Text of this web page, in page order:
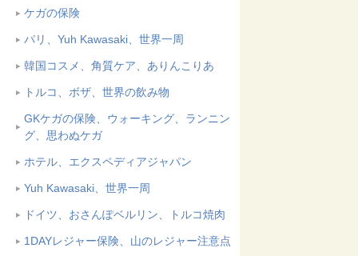
ケガの保険
パリ、Yuh Kawasaki、世界一周
韓国コスメ、角質ケア、ありんこりあ
トルコ、ボザ、世界の飲み物
GKケガの保険、ウォーキング、ランニン
グ、思わぬケガ
ホテル、エクスペディアジャパン
Yuh Kawasaki、世界一周
ドイツ、おさんぽベルリン、トルコ焼肉
1DAYレジャー保険、山のレジャー注意点